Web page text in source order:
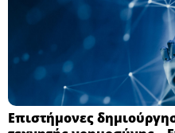
Επιστήμονες